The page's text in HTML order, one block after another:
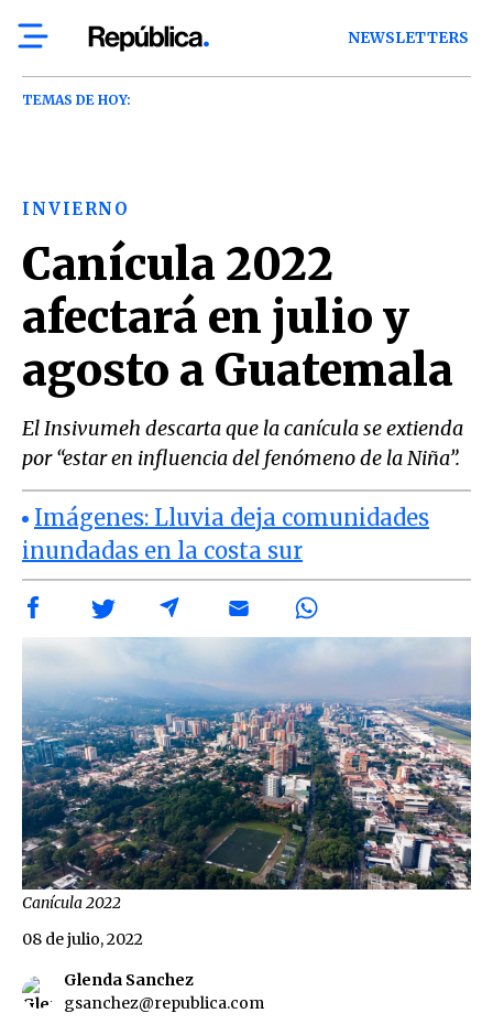
NEWSLETTERS
TEMAS DE HOY:
INVIERNO
Canícula 2022
afectará en julio y
agosto a Guatemala
El Insivumeh descarta que la canícula se extienda
por “estar en influencia del fenómeno de la Niña”.
Imágenes: Lluvia deja comunidades
inundadas en la costa sur
Canícula 2022
Glenda Sanchez
gsanchez@republica.com
08 de julio, 2022